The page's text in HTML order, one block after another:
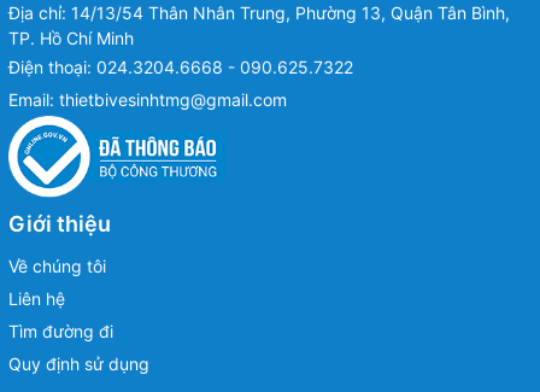
Địa chỉ: 14/13/54 Thân Nhân Trung, Phường 13, Quận Tân Bình,
TP. Hồ Chí Minh
Điện thoại: 024.3204.6668 - 090.625.7322
Email: thietbivesinhtmg@gmail.com
Giới thiệu
Về chúng tôi
Liên hệ
Tìm đường đi
Quy định sử dụng